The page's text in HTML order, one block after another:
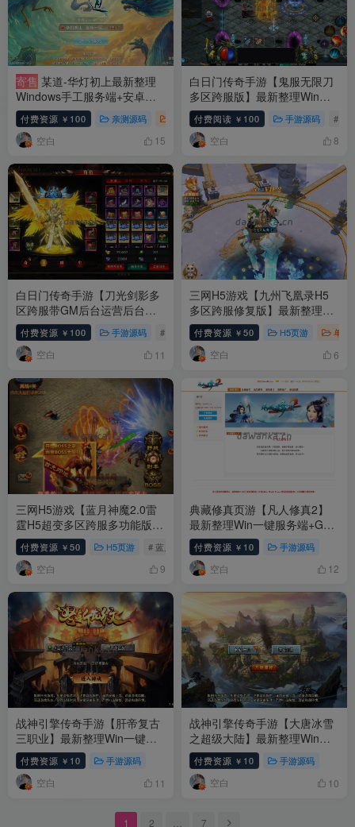
寄售 某道-华灯初上最新整理
Windows手工服务端+安卓端
+GM管理后台+视频教程+文字
搭建教程
付费资源 ￥ 100 亲测源码 寄售资源 手游源码 # 问道
空白 15
白日门传奇手游【鬼服无限刀
多区跨服版】最新整理Win系
服务端+安卓+多区跨服+管理
后台+GM授权后台+详细搭建
教程
付费阅读 ￥ 100 手游源码 # 白
空白 8
白日门传奇手游【刀光剑影多
区跨服带GM后台运营后台】
外网架设教程小白0基础教学
付费资源 ￥ 100 手游源码 # 白日门传奇 # 白日门 # 手游
空白 11
三网H5游戏【九州飞凰录H5
多区跨服修复版】最新整理单
机一键即玩镜像端+视频教程
文字教程
付费资源 ￥ 50 H5页游 单机
空白 6
三网H5游戏【蓝月神魔2.0雷
霆H5超变多区跨服多功能版】
最新整理单机一键即玩多区跨
服+管理后台+GM多功能授权
后台+详细搭建教程
付费资源 ￥ 50 H5页游 # 蓝月神魔
空白 9
典藏修真页游【凡人修真2】
最新整理Win一键服务端+GM
工具+物品ID+详细外网搭建教
程付费资源 ￥ 10 手游源码
空白 12
战神引擎传奇手游【肝帝复古
三职业】最新整理Win一键服
务端+GM授权后台+安卓苹果
双端+详细搭建教程+视频教程
付费资源 ￥ 10 手游源码
空白 11
战神引擎传奇手游【大唐冰雪
之超级大陆】最新整理Win一
键服务端+GM授权后台+安卓
苹果双端+详细搭建教程+视频
教程
付费资源 ￥ 10 手游源码
空白 10
1 2 7